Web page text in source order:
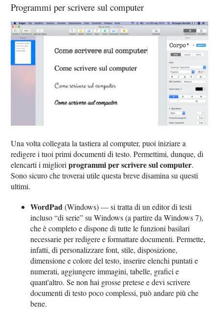
Programmi per scrivere sul computer
Una volta collegata la tastiera al computer, puoi iniziare a
redigere i tuoi primi documenti di testo. Permettimi, dunque, di
elencarti i miglioriprogrammi per scrivere sul computer.
Sono sicuro che troverai utile questa breve disamina su questi
ultimi.
WordPad(Windows) — si tratta di un editor di testi
incluso “di serie” su Windows (a partire da Windows 7),
che è completo e dispone di tutte le funzioni basilari
necessarie per redigere e formattare documenti. Permette,
infatti, di personalizzare font, stile, disposizione,
dimensione e colore del testo, inserire elenchi puntati e
numerati, aggiungere immagini, tabelle, grafici e
quant'altro. Se non hai grosse pretese e devi scrivere
documenti di testo poco complessi, può andare più che
bene.